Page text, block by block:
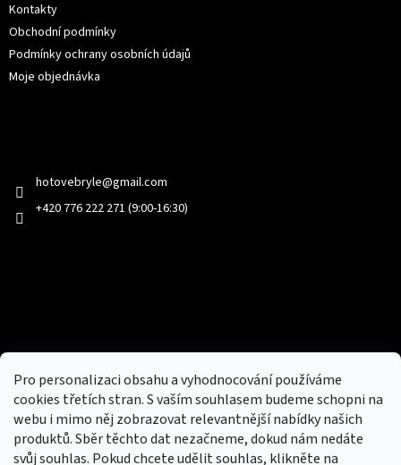
Pro personalizaci obsahu a vyhodnocování používáme
cookies třetích stran. S vaším souhlasem budeme schopni na
webu i mimo něj zobrazovat relevantnější nabídky našich
produktů. Sběr těchto dat nezačneme, dokud nám nedáte
svůj souhlas. Pokud chcete udělit souhlas, klikněte na
Kontakty
Obchodní podmínky
Podmínky ochrany osobních údajů
Moje objednávka
hotovebryle@gmail.com
+420 776 222 271 (9:00-16:30)